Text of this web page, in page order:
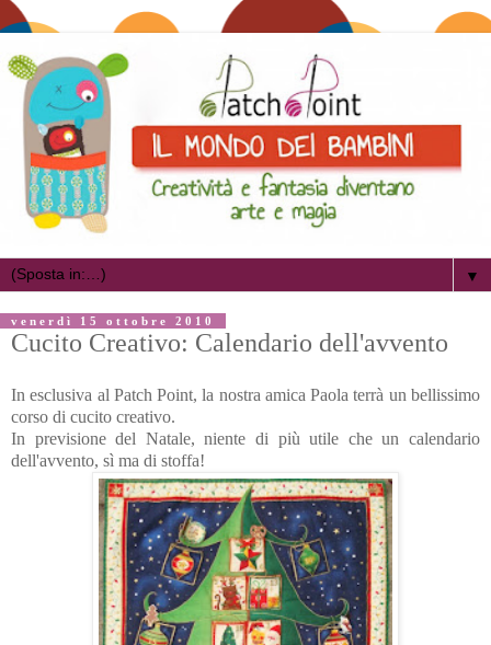
▼
venerdì 15 ottobre 2010
Cucito Creativo: Calendario dell'avvento
In esclusiva al Patch Point, la nostra amica Paola terrà un bellissimo
corso di cucito creativo.
In previsione del Natale, niente di più utile che un calendario
dell'avvento, sì ma di stoffa!